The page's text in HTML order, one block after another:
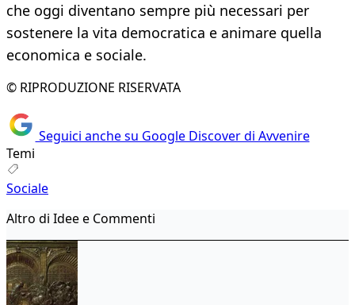
che oggi diventano sempre più necessari per
sostenere la vita democratica e animare quella
economica e sociale.
© RIPRODUZIONE RISERVATA
Seguici anche su Google Discover di Avvenire
Temi
Sociale
Altro di Idee e Commenti